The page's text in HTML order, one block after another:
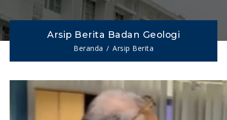
Arsip Berita Badan Geologi
Beranda Arsip Berita